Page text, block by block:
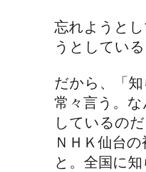
忘れようと
うとしてい
だから、「
常々言う。
しているのだ
ＮＨＫ仙台
と。全国に